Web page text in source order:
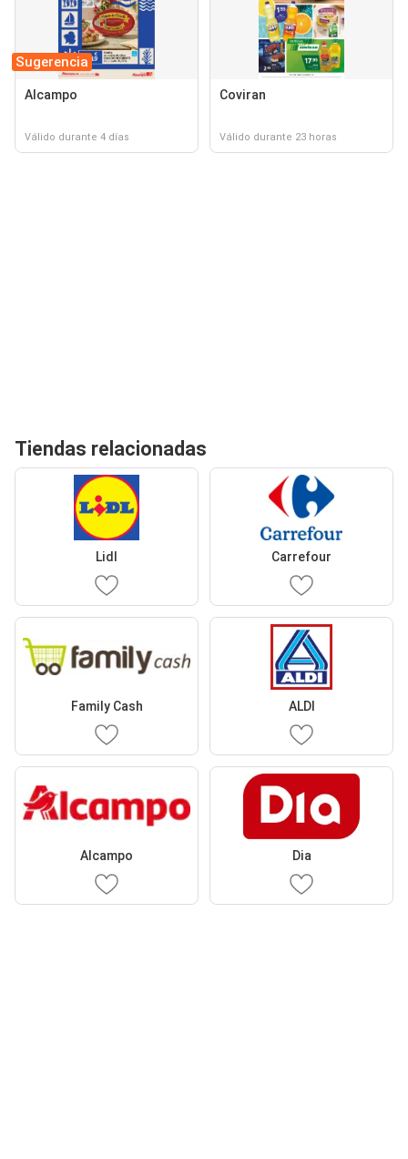
Sugerencia
Alcampo
Válido durante 4 días
Coviran
Válido durante 23 horas
Tiendas relacionadas
Lidl Carrefour
Family Cash ALDI
Alcampo Dia